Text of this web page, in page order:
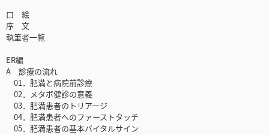
口 絵
序 文
執筆者一覧
ER編
A 診療の流れ
01．肥満と病院前診療
02．メタボ健診の意義
03．肥満患者のトリアージ
04．肥満患者へのファーストタッチ
05．肥満患者の基本バイタルサイン